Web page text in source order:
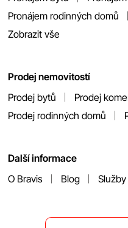
Pronájem rodinných domů
Zobrazit vše
Prodej nemovitostí
Prodej bytů
Prodej
Prodej rodinných domů
Další informace
O Bravis
Blog Služby